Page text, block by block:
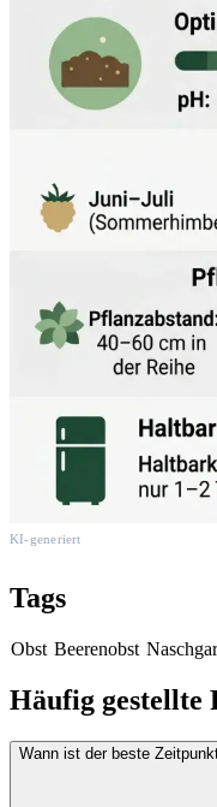
KI-generiert
Tags
Obst Beerenobst
Häufig gestellte
Wann ist der beste